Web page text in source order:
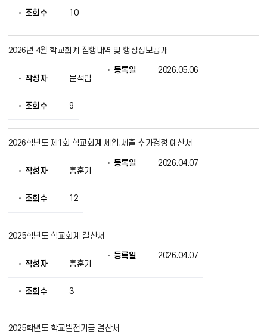
조회수 10
2026년 4월 학교회계 집행내역 및 행정정보공개
작성자 문석범
등록일 2026.05.06
조회수 9
2026학년도 제1회 학교회계 세입.세출 추가경정 예산서
작성자 홍훈기
등록일 2026.04.07
조회수 12
2025학년도 학교회계 결산서
작성자 홍훈기
등록일 2026.04.07
조회수 3
2025학년도 학교발전기금 결산서